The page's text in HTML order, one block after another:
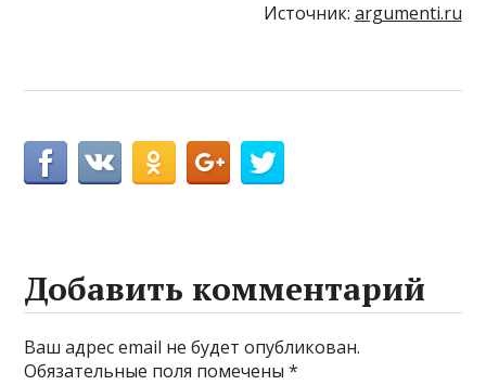
Источник: argumenti.ru
Добавить комментарий
Ваш адрес email не будет опубликован.
Обязательные поля помечены*